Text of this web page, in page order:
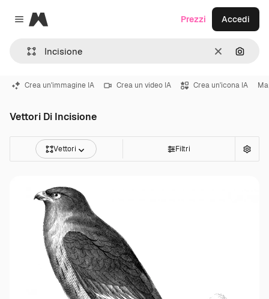
Close menu
Magnific
CancellaCerca
Prezzi Accedi
Crea un'immagine IA Crea un video IA Crea un'icona IA
Vettori Di Incisione
Vettori Filtri